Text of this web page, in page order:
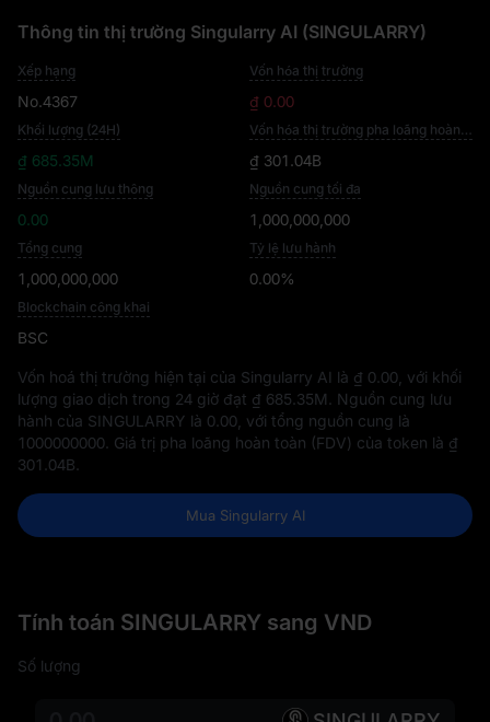
Thông tin thị trường Singularry AI (SINGULARRY)
Xếp hạng
No.4367
Vốn hóa thị trường
₫ 0.00
Khối lượng (24H)
₫ 685.35M
Vốn hóa thị trường pha loãng hoàn toàn
₫ 301.04B
Nguồn cung lưu thông
0.00
Nguồn cung tối đa
1,000,000,000
Tổng cung
1,000,000,000
Tỷ lệ lưu hành
0.00%
Blockchain công khai
BSC
Vốn hoá thị trường hiện tại của Singularry AI là ₫ 0.00 , với khối
lượng giao dịch trong 24 giờ đạt ₫ 685.35M
. Nguồn cung lưu
hành của SINGULARRY là 0.00 , với tổng nguồn cung là
1000000000 . Giá trị pha loãng hoàn toàn (FDV) của token là ₫
301.04B
Mua Singularry AI
Tính toán SINGULARRY sang VND
Số lượng